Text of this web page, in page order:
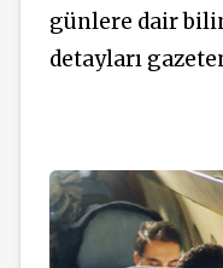
günlere dair
detayları